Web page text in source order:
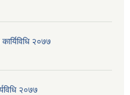
२०७७
२०७७